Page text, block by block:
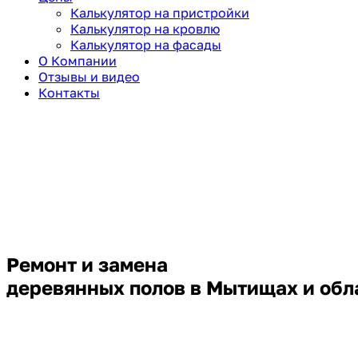
Калькулятор на пристройки
Калькулятор на кровлю
Калькулятор на фасады
О Компании
Отзывы и видео
Контакты
Ремонт и замена
деревянных полов в Мытищах и